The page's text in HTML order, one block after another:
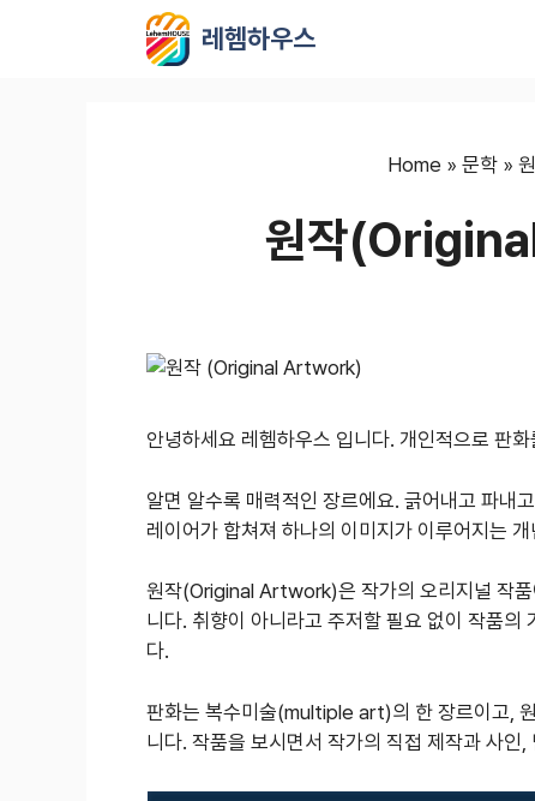
레헴하우스
Home » 문학 »
원작
안녕하세요 레헴하우스 입니다. 개인적으로 판
알면 알수록 매력적인 장르에요. 긁어내고 파내
레이어가 합쳐져 하나의 이미지가 이루어지는
원작(Original Artwork)은 작가의 오리지널 작
니다. 취향이 아니라고 주저할 필요 없이 작품의
다.
판화는 복수미술(multiple art)의 한 장르이고,
니다. 작품을 보시면서 작가의 직접 제작과 사인